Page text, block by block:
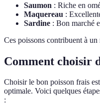
Saumon : Riche en
Maquereau :
Sardine : Bon marché
Ces poissons contribuent à
Comment choisir
Choisir le bon poisson frais
optimale. Voici quelques
: